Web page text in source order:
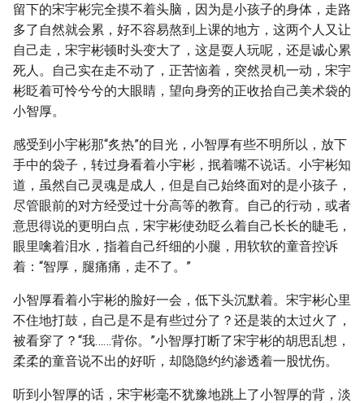
留下的宋宇彬完全摸不着头脑，因为是小孩子的身体，走路
多了自然就会累，好不容易熬到上课的地方，这两个人又让
自己走，宋宇彬顿时头变大了，这是耍人玩呢，还是诚心累
死人。自己实在走不动了，正苦恼着，突然灵机一动，宋宇
彬眨着可怜兮兮的大眼睛，望向身旁的正收拾自己美术袋的
小智厚。
感受到小宇彬那“炙热”的目光，小智厚有些不明所以，放下
手中的袋子，转过身看着小宇彬，抿着嘴不说话。小宇彬知
道，虽然自己灵魂是成人，但是自己始终面对的是小孩子，
尽管眼前的对方经受过十分高等的教育。自己的行动，或者
意思得说的更明白点，宋宇彬使劲眨么着自己长长的睫毛，
眼里噙着泪水，指着自己纤细的小腿，用软软的童音控诉
着：“智厚，腿痛痛，走不了。”
小智厚看着小宇彬的脸好一会，低下头沉默着。宋宇彬心里
不住地打鼓，自己是不是有些过分了？还是装的太过火了，
被看穿了？“我……背你。”小智厚打断了宋宇彬的胡思乱想，
柔柔的童音说不出的好听，却隐隐约约渗透着一股忧伤。
听到小智厚的话，宋宇彬毫不犹豫地跳上了小智厚的背，淡